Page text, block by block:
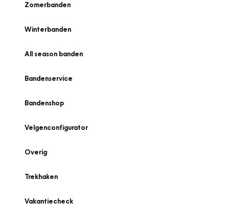
Zomerbanden
Winterbanden
All season banden
Bandenservice
Bandenshop
Velgenconfigurator
Overig
Trekhaken
Vakantiecheck